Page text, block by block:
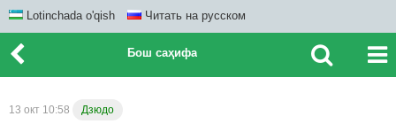
Lotinchada o'qish Читать на русском
Бош саҳифа
13 окт 10:58 Дзюдо